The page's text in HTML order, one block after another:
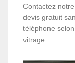
Contactez
devis gratuit
téléphone
vitrage.